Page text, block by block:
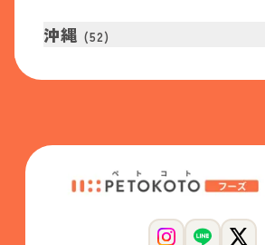
沖縄 (52)